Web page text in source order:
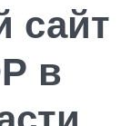
сайт
в